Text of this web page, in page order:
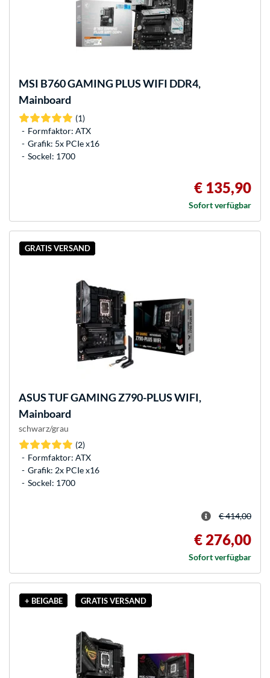
MSI B760 GAMING PLUS WIFI DDR4,
Mainboard
(1)
Formfaktor: ATX
Grafik: 5x PCIe x16
Sockel: 1700
€ 135,90
Sofort verfügbar
GRATIS VERSAND
ASUSTUF GAMING Z790-PLUS WIFI,
Mainboard
schwarz/grau
(2)
Formfaktor: ATX
Grafik: 2x PCIe x16
Sockel: 1700
€ 414,00
€ 276,00
Sofort verfügbar
+ BEIGABE GRATIS VERSAND